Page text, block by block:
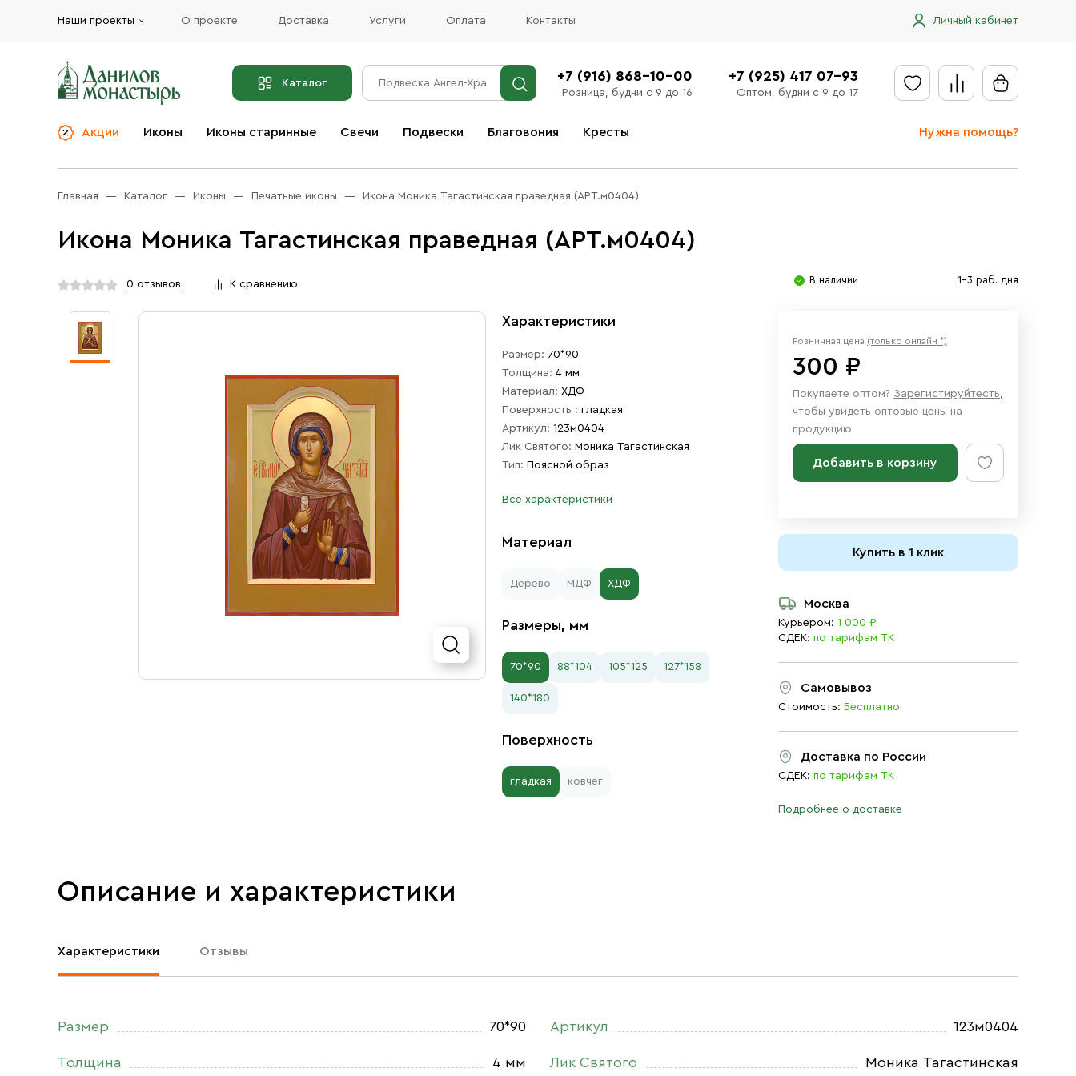
Наши проекты О проекте Доставка Услуги Оплата Контакты Личный кабинет
Каталог +7 (916) 868-10-00
Розница, будни с 9 до 16
+7 (925) 417 07-93
Оптом, будни с 9 до 17
Акции Иконы Иконы старинные Свечи Подвески Благовония Кресты Нужна помощь?
Отправить заявку
Церковная утварь
Иконы
Бренды
Услуги
Главная Каталог Иконы Печатные иконы Икона Моника Тагастинская праведная (АРТ.м0404)
Икона Моника Тагастинская праведная (АРТ.м0404)
0 отзывов К сравнению В наличии 1-3 раб. дня
Характеристики
Размер: 70*90
Толщина: 4 мм
Материал: ХДФ
Поверхность : гладкая
Артикул: 123м0404
Лик Святого: Моника Тагастинская
Тип: Поясной образ
Все характеристики
Материал
Дерево МДФ ХДФ
Размеры, мм
70*90 88*104 105*125 127*158
140*180
Поверхность
гладкая ковчег
Розничная цена (только онлайн *)
300 ₽
Покупаете оптом? Зарегистируйтесть,
чтобы увидеть оптовые цены на
продукцию
Добавить в корзину
Купить в 1 клик
Москва
Курьером: 1 000 ₽
СДЕК: по тарифам ТК
Самовывоз
Стоимость: Бесплатно
Доставка по России
СДЕК: по тарифам ТК
Подробнее о доставке
Описание и характеристики
Характеристики Отзывы
Размер 70*90
Толщина 4 мм
Артикул 123м0404
Лик Святого Моника Тагастинская